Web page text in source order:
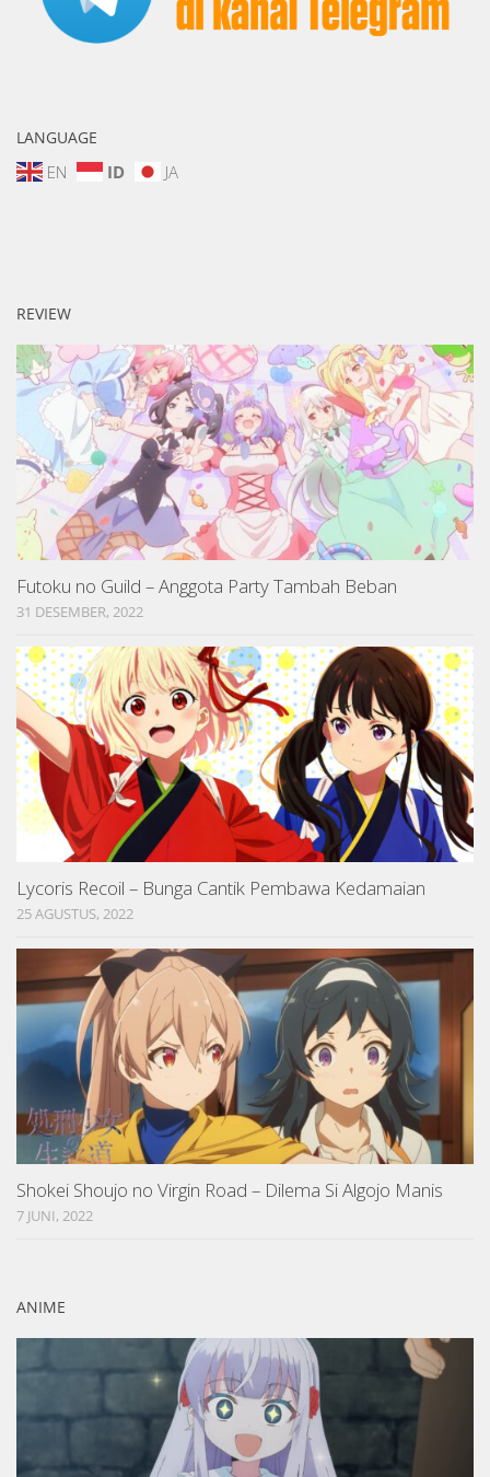
LANGUAGE
EN ID JA
REVIEW
Futoku no Guild – Anggota Party Tambah Beban
31 DESEMBER, 2022
Lycoris Recoil – Bunga Cantik Pembawa Kedamaian
25 AGUSTUS, 2022
Shokei Shoujo no Virgin Road – Dilema Si Algojo Manis
7 JUNI, 2022
ANIME